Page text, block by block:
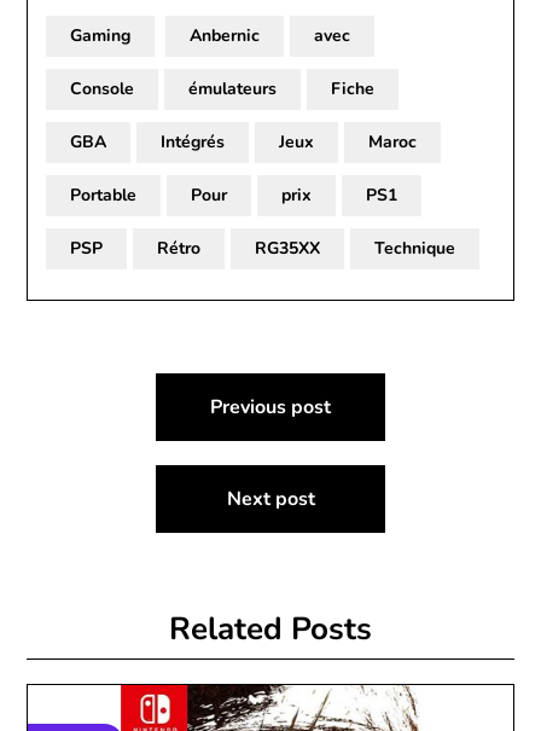
Gaming Anbernic avec
Console émulateurs Fiche
GBA Intégrés Jeux Maroc
Portable Pour prix PS1
PSP Rétro RG35XX Technique
navigation
Previous post
Next post
Related Posts